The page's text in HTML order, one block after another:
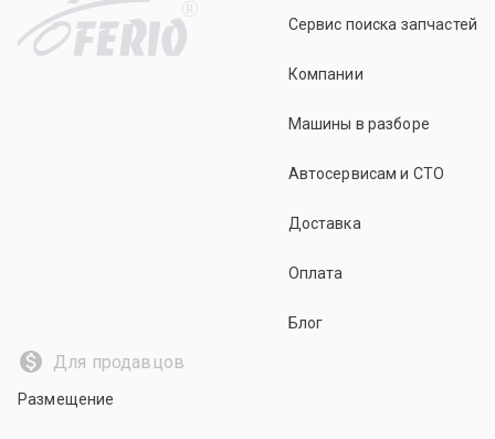
R
Сервис поиска запчастей
Компании
Машины в разборе
Автосервисам и СТО
Доставка
Оплата
Блог
Для продавцов
Размещение